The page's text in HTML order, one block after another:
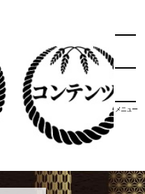
メニュー